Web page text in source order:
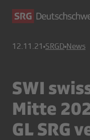
12.11.21 SRGD News
SWI
Mitte
GL SRG